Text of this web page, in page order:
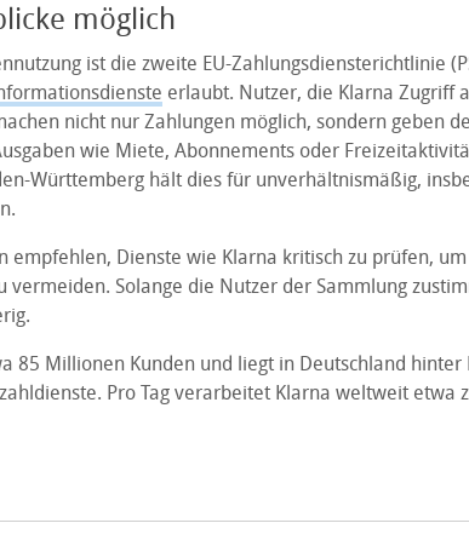
möglich
ist die zweite EU-Zahlungsdiensterichtlinie
erlaubt. Nutzer, die Klarna Zugriff
nicht nur Zahlungen möglich, sondern geben
wie Miete, Abonnements oder
Württemberg hält dies für unverhältnismäßig,
empfehlen, Dienste wie Klarna kritisch zu prüfen,
vermeiden. Solange die Nutzer der Sammlung
85 Millionen Kunden und liegt in Deutschland hinter
Pro Tag verarbeitet Klarna weltweit etwa